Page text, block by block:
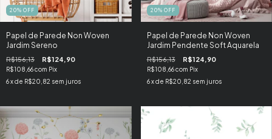
20% OFF
Papel de Parede Non Woven
Jardim Sereno
R$156,13 R$124,90
R$108,66com Pix
6x de R$20,82 sem juros
20% OFF
Papel de Parede Non Woven
Jardim Pendente Soft Aquarela
R$156,13 R$124,90
R$108,66com Pix
6 x de R$20,82 sem juros